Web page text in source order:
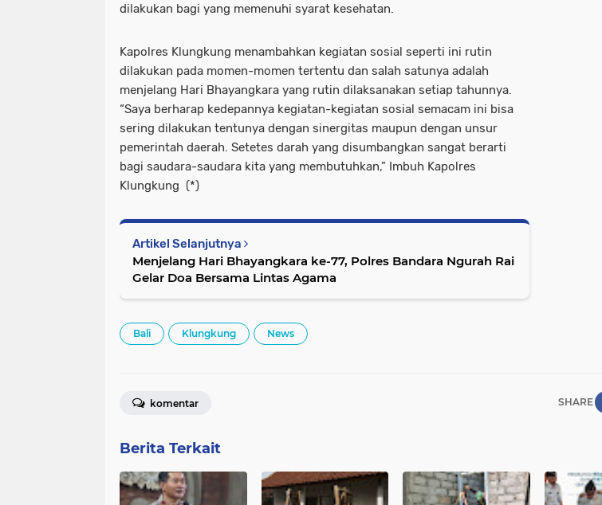
dilakukan bagi yang memenuhi syarat kesehatan.
Kapolres Klungkung menambahkan kegiatan sosial seperti ini rutin
dilakukan pada momen-momen tertentu dan salah satunya adalah
menjelang Hari Bhayangkara yang rutin dilaksanakan setiap tahunnya.
“Saya berharap kedepannya kegiatan-kegiatan sosial semacam ini bisa
sering dilakukan tentunya dengan sinergitas maupun dengan unsur
pemerintah daerah. Setetes darah yang disumbangkan sangat berarti
bagi saudara-saudara kita yang membutuhkan,” Imbuh Kapolres
Klungkung (*)
Artikel Selanjutnya
Menjelang Hari Bhayangkara ke-77, Polres Bandara Ngurah Rai
Gelar Doa Bersama Lintas Agama
Bali Klungkung News
SHARE
komentar
Berita Terkait